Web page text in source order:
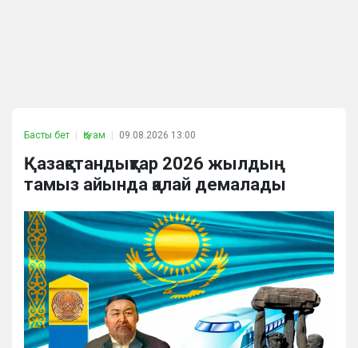
Басты бет Қоғам 09.08.2026 13:00
Қазақстандықтар 2026 жылдың
тамыз айында қалай демалады